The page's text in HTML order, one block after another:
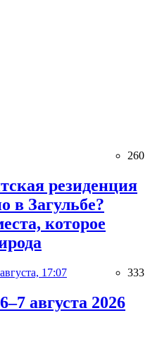
260
резиденция
в Загульбе?
которое
17:07 333
августа 2026